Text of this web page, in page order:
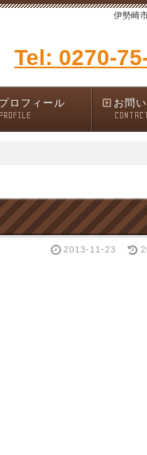
伊勢崎
Tel: 0270-
ロフィール お問
2013-11-23